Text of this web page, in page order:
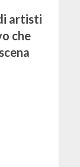
artisti
che